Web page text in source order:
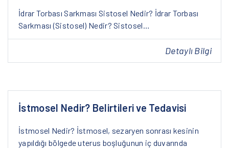
İdrar Torbası Sarkması Sistosel Nedir? İdrar Torbası
Sarkması (Sistosel) Nedir? Sistosel…
Detaylı Bilgi
İstmosel Nedir? Belirtileri ve Tedavisi
İstmosel Nedir? İstmosel, sezaryen sonrası kesinin
yapıldığı bölgede uterus boşluğunun iç duvarında